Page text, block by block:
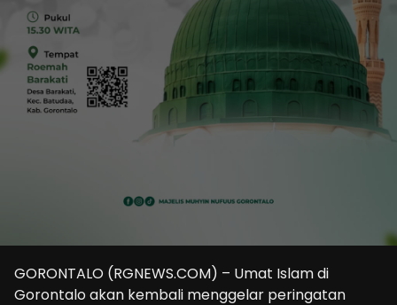
GORONTALO (RGNEWS.COM) – Umat Islam di
Gorontalo akan kembali menggelar peringatan